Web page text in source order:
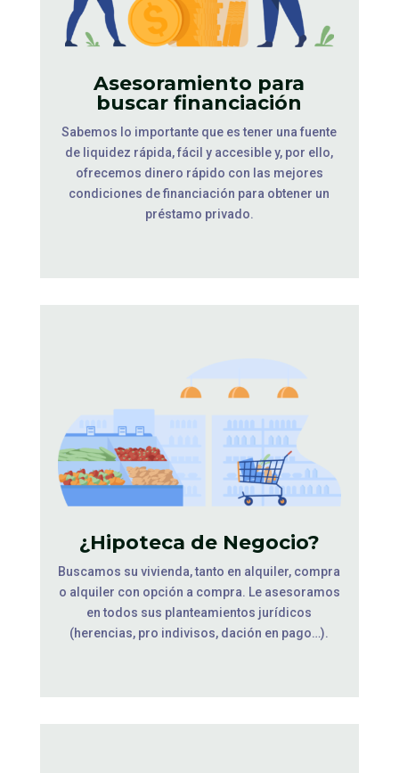
Asesoramiento para
buscar financiación
Sabemos lo importante que es tener una fuente
de liquidez rápida, fácil y accesible y, por ello,
ofrecemos dinero rápido con las mejores
condiciones de financiación para obtener un
préstamo privado.
¿Hipoteca de Negocio?
Buscamos su vivienda, tanto en alquiler, compra
o alquiler con opción a compra. Le asesoramos
en todos sus planteamientos jurídicos
(herencias, pro indivisos, dación en pago…).